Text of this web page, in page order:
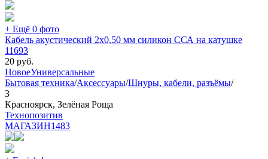
+ Ещё 0 фото
Кабель акустический 2х0,50 мм силикон ССА на катушке
11693
20 руб.
НовоеУниверсальные
Бытовая техника/Аксессуары/Шнуры, кабели, разъёмы/
3
Красноярск, Зелёная Роща
Технопозитив
МАГАЗИН1483